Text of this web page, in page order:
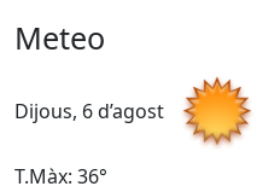
Meteo
Dijous, 6 d’agost
T.Màx: 36°